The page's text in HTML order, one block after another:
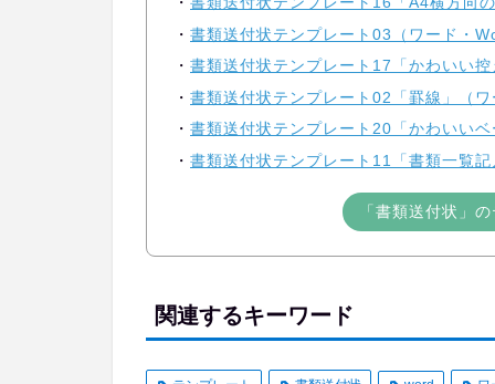
書類送付状テンプレート03（ワード・
書類送付状テンプレート17「かわいい
書類送付状テンプレート02「罫線」（
書類送付状テンプレート20「かわいい
書類送付状テンプレート11「書類一覧
「書類送付状」
関連するキーワード